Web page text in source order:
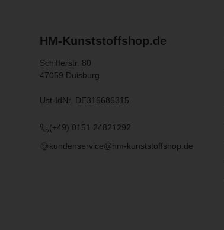
HM-Kunststoffshop.de
Schifferstr. 80
47059 Duisburg
Ust-IdNr. DE316686315
(+49) 0151 24821292
kundenservice@hm-kunststoffshop.de